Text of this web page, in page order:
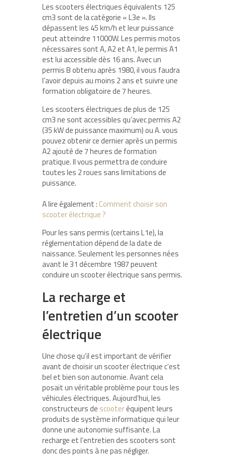
Les scooters électriques équivalents 125
cm3 sont de la catégorie « L3e ». Ils
dépassent les 45 km/h et leur puissance
peut atteindre 11000W. Les permis motos
nécessaires sont A, A2 et A1, le permis A1
est lui accessible dès 16 ans. Avec un
permis B obtenu après 1980, il vous faudra
l’avoir depuis au moins 2 ans et suivre une
formation obligatoire de 7 heures.
Les scooters électriques de plus de 125
cm3 ne sont accessibles qu’avec permis A2
(35 kW de puissance maximum) ou A. vous
pouvez obtenir ce dernier après un permis
A2 ajouté de 7 heures de formation
pratique. Il vous permettra de conduire
toutes les 2 roues sans limitations de
puissance.
A lire également : Comment choisir son
scooter électrique ?
Pour les sans permis (certains L1e), la
réglementation dépend de la date de
naissance. Seulement les personnes nées
avant le 31 décembre 1987 peuvent
conduire un scooter électrique sans permis.
La recharge et
l’entretien d’un scooter
électrique
Une chose qu’il est important de vérifier
avant de choisir un scooter électrique c’est
bel et bien son autonomie. Avant cela
posait un véritable problème pour tous les
véhicules électriques. Aujourd’hui, les
constructeurs de scooteréquipent leurs
produits de système informatique qui leur
donne une autonomie suffisante. La
recharge et l’entretien des scooters sont
donc des points à ne pas négliger.